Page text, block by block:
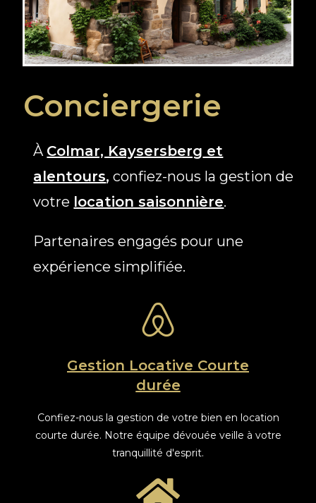
Conciergerie
À Colmar, Kaysersberg et
alentours, confiez-nous la gestion de
votre location saisonnière.
Partenaires engagés pour une
expérience simplifiée.
Gestion Locative Courte
durée
Confiez-nous la gestion de votre bien en location
courte durée. Notre équipe dévouée veille à votre
tranquillité d'esprit.